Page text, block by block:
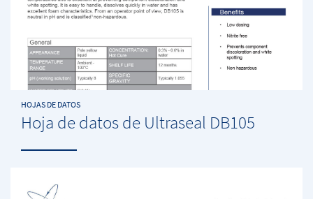
HOJAS DE DATOS
Hoja de datos de Ultraseal DB105